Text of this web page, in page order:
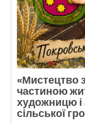
«Мистецтво
частиною
художницю і
сільської